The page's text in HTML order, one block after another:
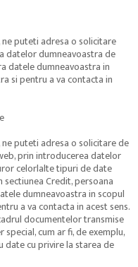
puteti adresa o solicitare
datelor dumneavoastra de
datele dumneavoastra in
si pentru a va contacta in
puteti adresa o solicitare de
prin introducerea datelor
celorlalte tipuri de date
Credit, persoana
dumneavoastra in scopul
a va contacta in acest sens.
documentelor transmise
cum ar fi, de exemplu,
date cu privire la starea de